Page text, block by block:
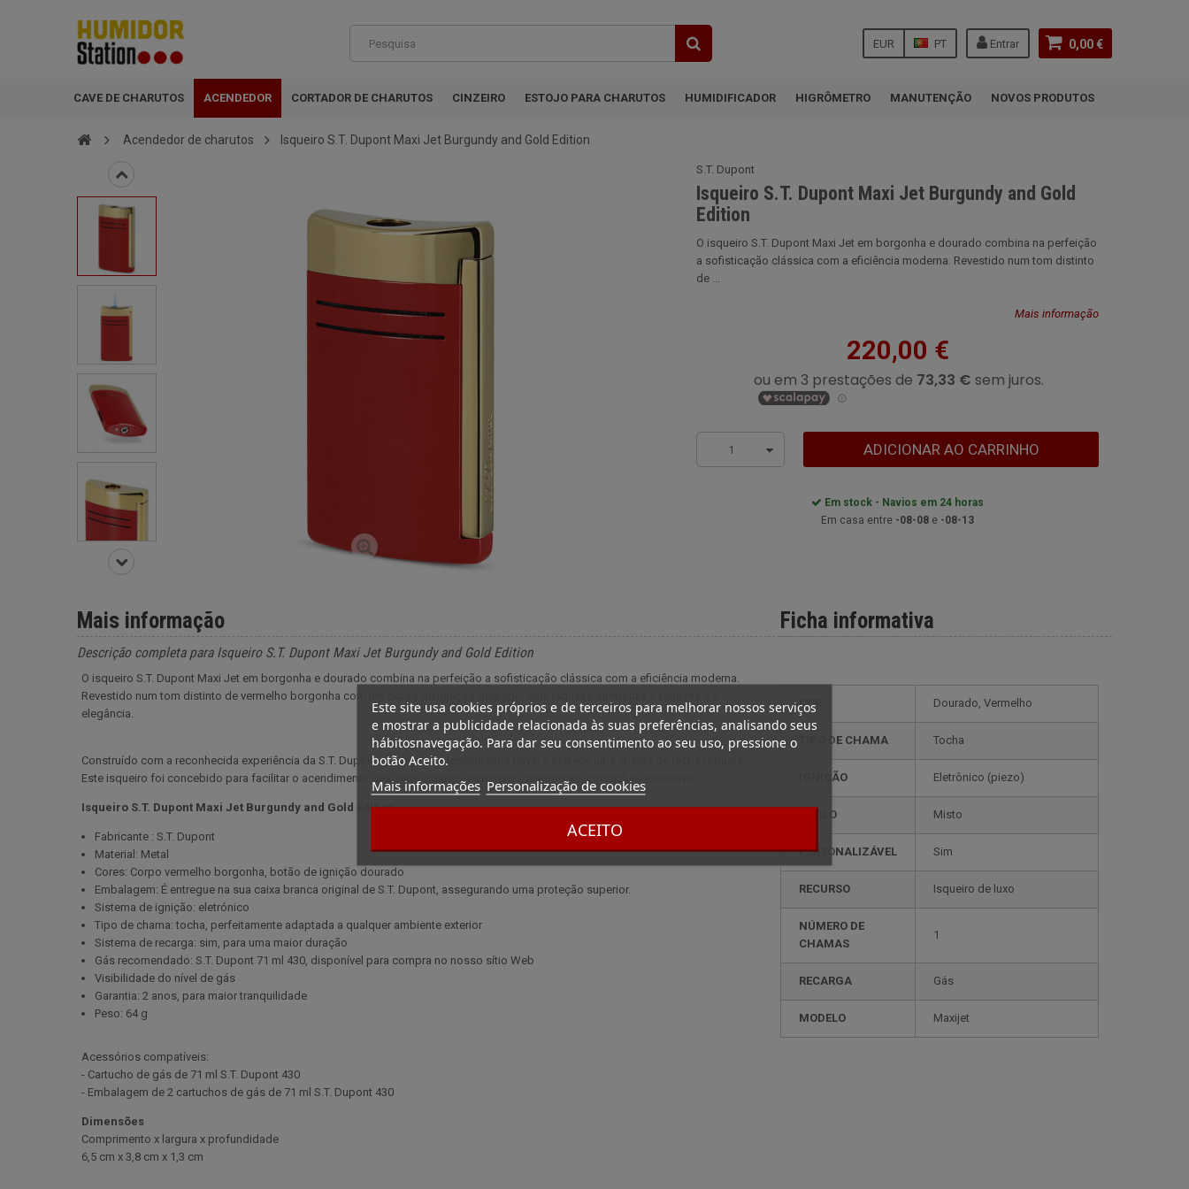
0,00 €
Entrar
PT
EUR
CAVE DE CHARUTOS ACENDEDOR CORTADOR DE CHARUTOS CINZEIRO ESTOJO PARA CHARUTOS HUMIDIFICADOR HIGRÔMETRO MANUTENÇÃO NOVOS PRODUTOS
Este site usa cookies próprios e de terceiros para melhorar nossos serviços
e mostrar a publicidade relacionada às suas preferências, analisando seus
hábitosnavegação. Para dar seu consentimento ao seu uso, pressione o
botão Aceito.
Mais informações Personalização de cookies
ACEITO
Acendedor de charutos Isqueiro S.T. Dupont Maxi Jet Burgundy and Gold Edition
S.T. Dupont
Isqueiro S.T. Dupont Maxi Jet Burgundy and Gold
Edition
O isqueiro S.T. Dupont Maxi Jet em borgonha e dourado combina na perfeição
a sofisticação clássica com a eficiência moderna. Revestido num tom distinto
de ...
Mais informação
220,00 €
1 ADICIONAR AO CARRINHO
Em stock - Navios em 24 horas
Em casa entre -08-08 e -08-13
Ficha informativa
COR Dourado, Vermelho
TIPO DE CHAMA Tocha
IGNIÇÃO eletrônico (piezo)
ESTILO misto
PERSONALIZÁVEL sim
RECURSO isqueiro de luxo
NÚMERO DE
CHAMAS
1
RECARGA gás
MODELO maxijet
Mais informação
Descrição completa para Isqueiro S.T. Dupont Maxi Jet Burgundy and Gold Edition
O isqueiro S.T. Dupont Maxi Jet em borgonha e dourado combina na perfeição a sofisticação clássica com a eficiência moderna.
Revestido num tom distinto de vermelho borgonha com um botão de ignição dourado, este isqueiro simboliza o requinte e a
elegância.
Construído com a reconhecida experiência da S.T. Dupont, garante um desempenho fiável e oferece uma chama de tocha robusta.
Este isqueiro foi concebido para facilitar o acendimento dos seus cigarros e charutos, mesmo em condições exteriores.
Isqueiro S.T. Dupont Maxi Jet Burgundy and Gold Edition
Fabricante : S.T. Dupont
Material: Metal
Cores: Corpo vermelho borgonha, botão de ignição dourado
Embalagem: É entregue na sua caixa branca original de S.T. Dupont, assegurando uma proteção superior.
Sistema de ignição: eletrónico
Tipo de chama: tocha, perfeitamente adaptada a qualquer ambiente exterior
Sistema de recarga: sim, para uma maior duração
Gás recomendado: S.T. Dupont 71 ml 430, disponível para compra no nosso sítio Web
Visibilidade do nível de gás
Garantia: 2 anos, para maior tranquilidade
Peso: 64 g
Acessórios compatíveis:
- Cartucho de gás de 71 ml S.T. Dupont 430
- Embalagem de 2 cartuchos de gás de 71 ml S.T. Dupont 430
Dimensões
Comprimento x largura x profundidade
6,5 cm x 3,8 cm x 1,3 cm